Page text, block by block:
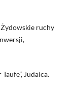
Żydowskie ruchy
Judaica.